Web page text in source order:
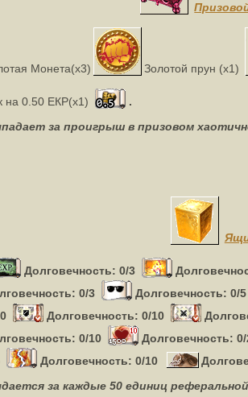
Монета(x3) Золотой прун (x1)
на 0.50 ЕКР(x1)
.
за проигрыш в призовом
Долговечность: 0/3
0/3
Долговечность: 0/5
Долговечность: 0/10
0/10
Долговечность: 0/
Долговечность: 0/10
за каждые 50 единиц